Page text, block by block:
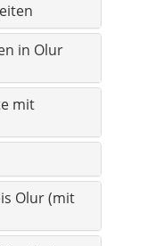
mit
Olur (mit
(mit